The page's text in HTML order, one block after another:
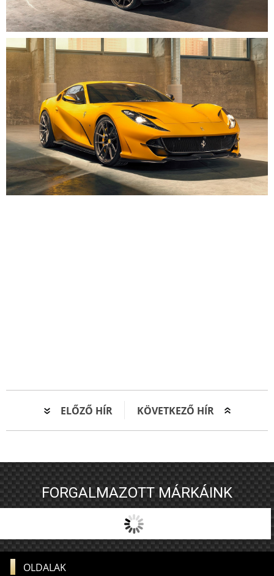
ELŐZŐ HÍR KÖVETKEZŐ HÍR
FORGALMAZOTT MÁRKÁINK
OLDALAK